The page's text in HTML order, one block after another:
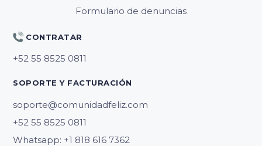
Formulario de denuncias
CONTRATAR
SOPORTE Y FACTURACIÓN
soporte@comunidadfeliz.com
Whatsapp: +1 818 616 7362